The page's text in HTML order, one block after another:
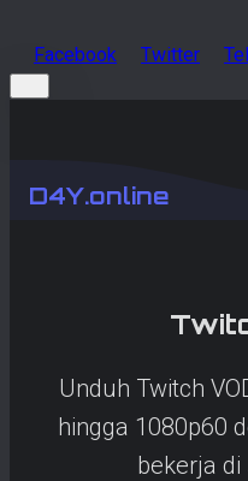
Facebook Twitter
D4Y.online
Unduh Twitch
hingga 1080p60
bekerja